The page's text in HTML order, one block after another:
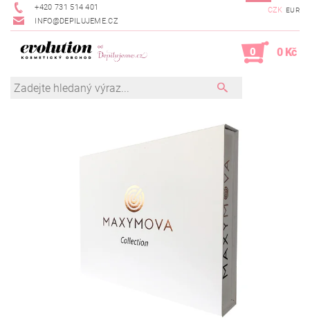
+420 731 514 401
INFO@DEPILUJEME.CZ
CZK EUR
0 0 Kč